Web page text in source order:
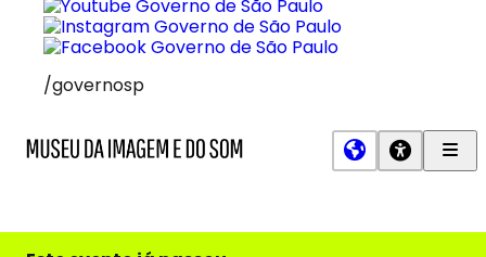
/governosp
e